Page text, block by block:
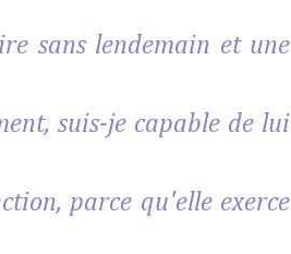
sans lendemain et une
suis-je capable de lui
parce qu'elle exerce